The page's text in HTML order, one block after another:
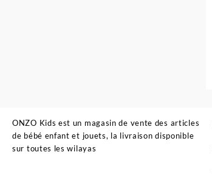
ONZO Kids est un magasin de vente des articles
de bébé enfant et jouets, la livraison disponible
sur toutes les wilayas